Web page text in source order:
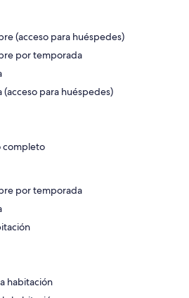
(acceso para huéspedes)
por temporada
para huéspedes)
completo
por temporada
habitación